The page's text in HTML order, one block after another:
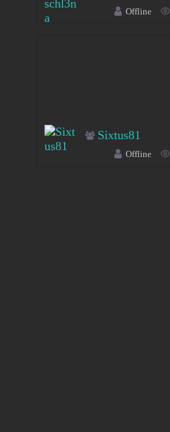
Offline
Sixtus81
Offline